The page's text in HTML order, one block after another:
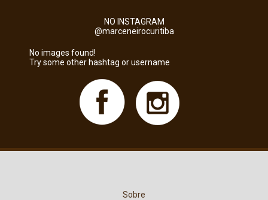
NO INSTAGRAM
@marceneirocuritiba
No images found!
Try some other hashtag or username
Sobre